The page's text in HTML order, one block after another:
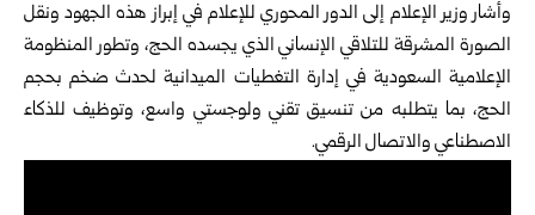
وأشار وزير الإعلام إلى الدور المحوري للإعلام في إبراز هذه الجهود ونقل
الصورة المشرقة للتلاقي الإنساني الذي يجسده الحج، وتطور المنظومة
الإعلامية السعودية في إدارة التغطيات الميدانية لحدث ضخم بحجم
الحج، بما يتطلبه من تنسيق تقني ولوجستي واسع، وتوظيف للذكاء
الاصطناعي والاتصال الرقمي.